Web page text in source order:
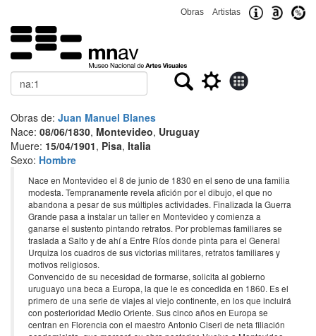
Obras Artistas
Buscar
Obras de: Juan Manuel Blanes
Nace: 08/06/1830, Montevideo, Uruguay
Muere: 15/04/1901, Pisa, Italia
Sexo: Hombre
Nace en Montevideo el 8 de junio de 1830 en el seno de una familia
modesta. Tempranamente revela afición por el dibujo, el que no
abandona a pesar de sus múltiples actividades. Finalizada la Guerra
Grande pasa a instalar un taller en Montevideo y comienza a
ganarse el sustento pintando retratos. Por problemas familiares se
traslada a Salto y de ahí a Entre Ríos donde pinta para el General
Urquiza los cuadros de sus victorias militares, retratos familiares y
motivos religiosos.
Convencido de su necesidad de formarse, solicita al gobierno
uruguayo una beca a Europa, la que le es concedida en 1860. Es el
primero de una serie de viajes al viejo continente, en los que incluirá
con posterioridad Medio Oriente. Sus cinco años en Europa se
centran en Florencia con el maestro Antonio Ciseri de neta filiación